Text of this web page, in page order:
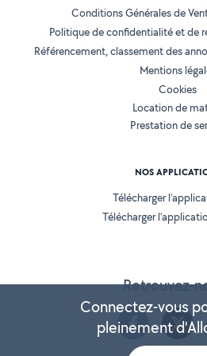
Retrouvez-
Conditions Générales de
Politique de confidentialité et de
Référencement, classement des
Mentions
Cookies
Location de
Prestation de
NOS
Télécharger
Télécharger
Connectez-vous
pleinement